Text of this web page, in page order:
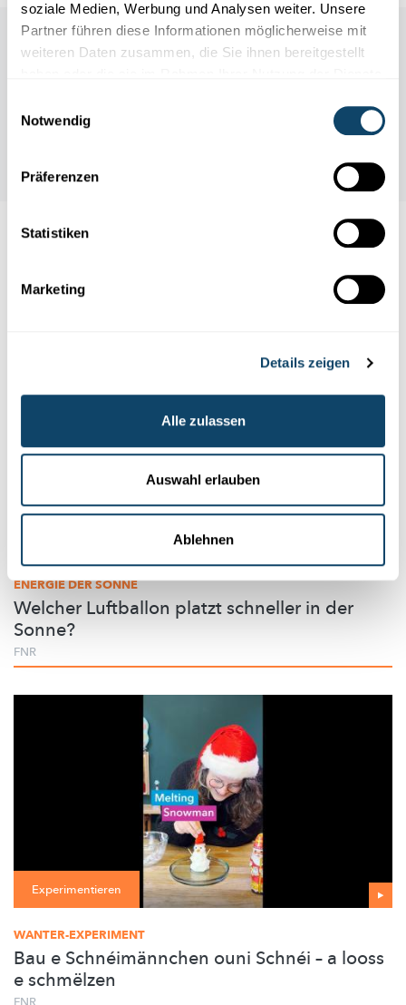
soziale Medien, Werbung und Analysen weiter. Unsere
Partner führen diese Informationen möglicherweise mit
weiteren Daten zusammen, die Sie ihnen bereitgestellt
Notwendig
Präferenzen
Statistiken
Marketing
Details zeigen
Alle zulassen
Auswahl erlauben
Ablehnen
EXPERIMENT
ENERGIE DER SONNE
Welcher Luftballon platzt schneller in der
Sonne?
FNR
Experimentieren
WANTER-EXPERIMENT
Bau e Schnéimännchen ouni Schnéi – a looss
e schmëlzen